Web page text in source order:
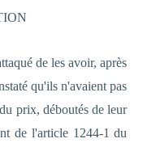
de les avoir, après
qu'ils n'avaient pas
prix, déboutés de leur
de l'article 1244-1 du